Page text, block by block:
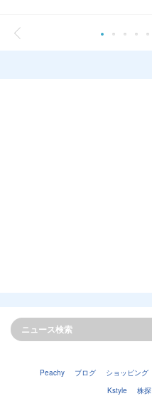
Peachy ブログ ショッピング
Kstyle
株探